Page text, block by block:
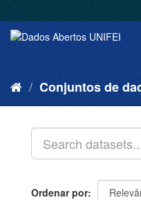
Conjuntos de
Ordenar por